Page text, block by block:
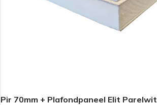
Pir 70mm + Plafondpaneel Elit Parelwit